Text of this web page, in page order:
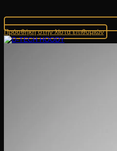
Πρόσθήκη στην λίστα επιθυμιών